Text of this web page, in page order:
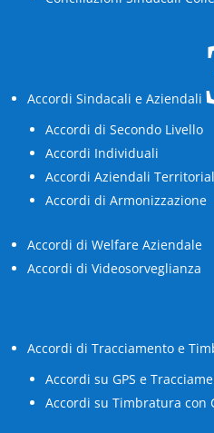
Accordi Sindacali e Aziendali
Accordi di Secondo Livello
Accordi Individuali
Accordi Aziendali
Accordi di Armonizzazione
Accordi di Welfare Aziendale
Accordi di Videosorveglianza
Accordi di Tracciamento e
Accordi su GPS e
Accordi su Timbratura con